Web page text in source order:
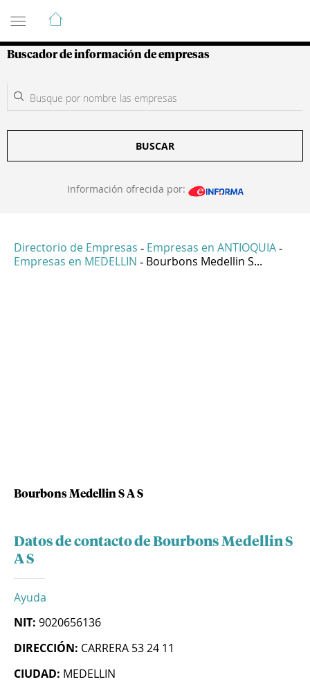
Guía de Empresas Colombianas
Buscador de información de empresas
BUSCAR
Información ofrecida por:
Directorio de Empresas - Empresas en ANTIOQUIA -
Empresas en MEDELLIN - Bourbons Medellin S...
Bourbons Medellin S A S
Datos de contacto de Bourbons Medellin S
A S
Ayuda
NIT: 9020656136
DIRECCIÓN: CARRERA 53 24 11
CIUDAD: MEDELLIN